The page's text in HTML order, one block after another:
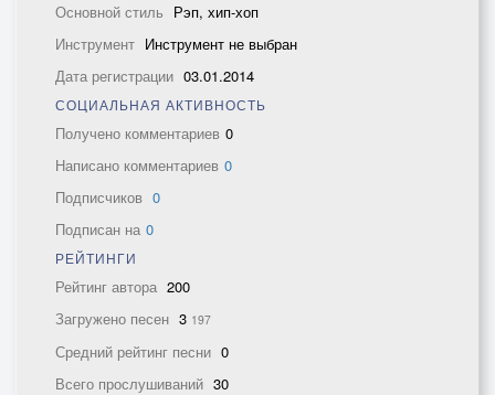
Основной стиль Рэп, хип-хоп
Инструмент Инструмент не выбран
Дата регистрации 03.01.2014
СОЦИАЛЬНАЯ АКТИВНОСТЬ
Получено комментариев 0
Написано комментариев 0
Подписчиков 0
Подписан на 0
РЕЙТИНГИ
Рейтинг автора 200
Загружено песен 3 197
Средний рейтинг песни 0
Всего прослушиваний 30